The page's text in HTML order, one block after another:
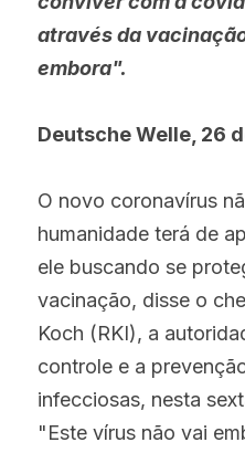
através da
embora".
Deutsche Welle, 26
O novo coronavírus
humanidade terá de
ele buscando se
vacinação, disse o
Koch (RKI), a
controle e a
infecciosas, nesta
"Este vírus não vai